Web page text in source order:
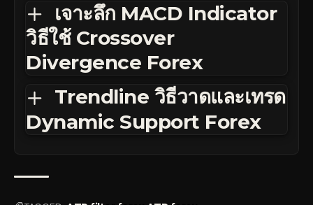
เจาะลึก MACD Indicator
วิธีใช้ Crossover
Divergence Forex
Trendline วิธีวาดและเทรด
Dynamic Support Forex